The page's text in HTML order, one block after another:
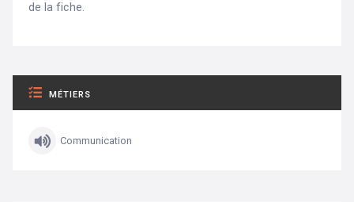
de la fiche.
MÉTIERS
Communication